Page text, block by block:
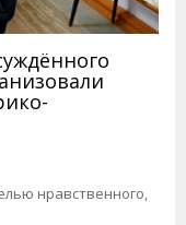
нравственного,